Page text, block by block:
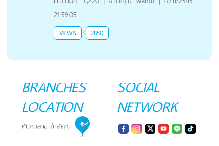
21:59:05
VIEWS 2850
BRANCHES
LOCATION
SOCIAL
NETWORK